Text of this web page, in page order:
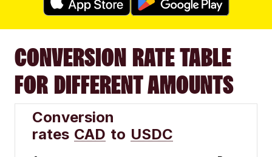
CONVERSION RATE TABLE
FOR DIFFERENT AMOUNTS
Conversion
rates CAD to USDC